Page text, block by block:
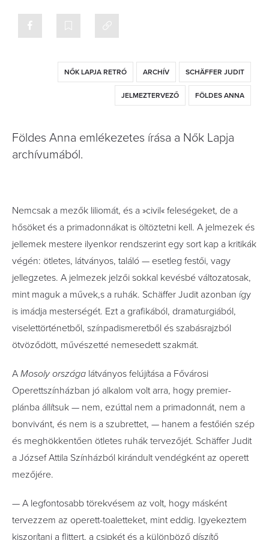
NŐK LAPJA RETRÓ ARCHÍV SCHÄFFER JUDIT
JELMEZTERVEZŐ FÖLDES ANNA
Földes Anna emlékezetes írása a Nők Lapja
archívumából.
Nemcsak a mezők liliomát, és a »civil« feleségeket, de a
hősöket és a primadonnákat is öltöztetni kell. A jelmezek és
jellemek mestere ilyenkor rendszerint egy sort kap a kritikák
végén: ötletes, látványos, találó — esetleg festői, vagy
jellegzetes. A jelmezek jelzői sokkal kevésbé változatosak,
mint maguk a művek,s a ruhák. Schäffer Judit azonban így
is imádja mesterségét. Ezt a grafikából, dramaturgiából,
viselettörténetből, színpadismeretből és szabásrajzból
ötvöződött, művészetté nemesedett szakmát.
A Mosoly országa látványos felújítása a Fővárosi
Operettszínházban jó alkalom volt arra, hogy premier-
plánba állítsuk — nem, ezúttal nem a primadonnát, nem a
bonvivánt, és nem is a szubrettet, — hanem a festőién szép
és meghökkentően ötletes ruhák tervezőjét. Schäffer Judit
a József Attila Színházból kirándult vendégként az operett
mezőjére.
— A legfontosabb törekvésem az volt, hogy másként
tervezzem az operett-toaletteket, mint eddig. Igyekeztem
kiszorítani a flittert, a csipkét és a különböző díszítő